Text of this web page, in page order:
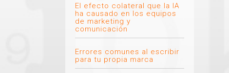
El efecto colateral que la IA
ha causado en los equipos
de marketing y
comunicación
Errores comunes al escribir
para tu propia marca